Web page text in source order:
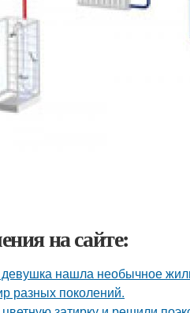
на сайте:
нашла необычное
разных поколений.